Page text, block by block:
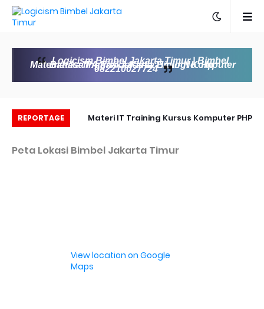
Logicism Bimbel Jakarta Timur | Bimbel
Matematika IPA Fisika Kimia Biologi Komputer Bahasa Inggris Jakarta Timur No. Hp:
082210027724
REPORTAGE
Materi IT Training Kursus Komputer PHP
ELEMENTARY I
Peta Lokasi Bimbel Jakarta Timur
View location on Google
Maps